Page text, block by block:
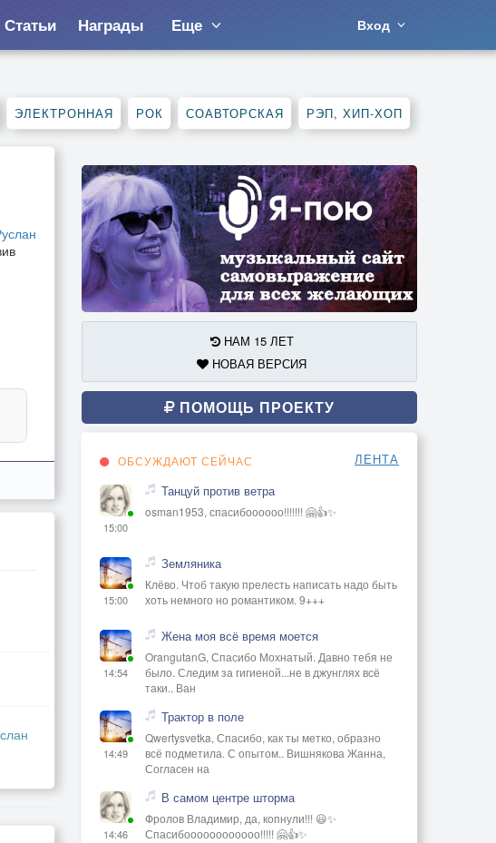
Статьи Награды Еще Вход
ЭЛЕКТРОННАЯ РОК СОАВТОРСКАЯ РЭП, ХИП-ХОП
НАМ 15 ЛЕТ
НОВАЯ ВЕРСИЯ
ПОМОЩЬ ПРОЕКТУ
ОБСУЖДАЮТ СЕЙЧАС ЛЕНТА
15:00
Танцуй против ветра
osman1953, спасибоооооо!!!!!!! 🤗👍✨
15:00
Земляника
Клёво. Чтоб такую прелесть написать надо быть
хоть немного но романтиком. 9+++
14:54
Жена моя всё время моется
OrangutanG, Спасибо Мохнатый. Давно тебя не
было. Следим за гигиеной...не в джунглях всё
таки.. Ван
14:49
Трактор в поле
Qwertysvetka, Спасибо, как ты метко, образно
всё подметила. С опытом.. Вишнякова Жанна,
Согласен на
14:46
В самом центре шторма
Фролов Владимир, да, копнули!!! 😃✨
Спасибоооооооооооо!!!!! 🤗👍✨